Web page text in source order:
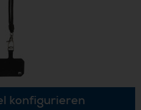
konfigurieren